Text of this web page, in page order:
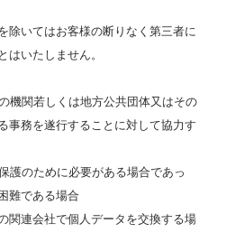
除いてはお客様の断りなく第三者に
はいたしません。
機関若しくは地方公共団体又はその
事務を遂行することに対して協力す
護のために必要がある場合であっ
難である場合
関連会社で個人データを交換する場